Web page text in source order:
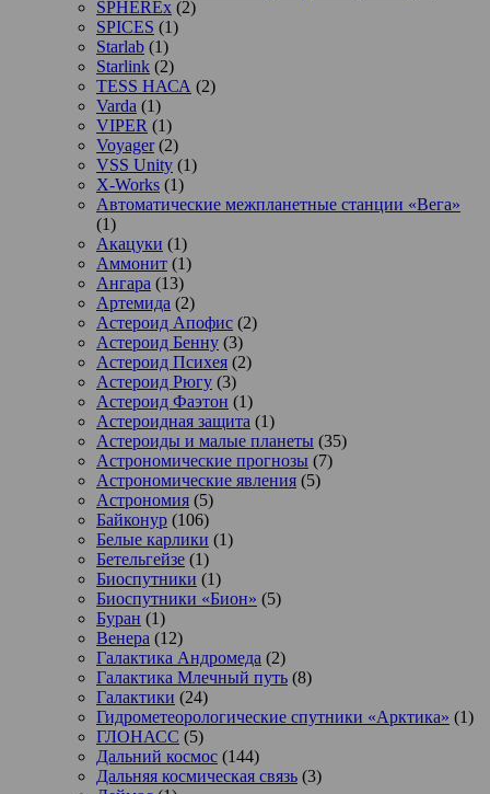
SPHEREx (2)
SPICES (1)
Starlab (1)
Starlink (2)
TESS НАСА (2)
Varda (1)
VIPER (1)
Voyager(2)
VSS Unity (1)
X-Works (1)
Автоматические межпланетные станции «Вега»
(1)
Акацуки (1)
Аммонит (1)
Ангара (13)
Артемида (2)
Астероид Апофис (2)
Астероид Бенну (3)
Астероид Психея (2)
Астероид Рюгу (3)
Астероид Фаэтон (1)
Астероидная защита (1)
Астероиды и малые планеты (35)
Астрономические прогнозы (7)
Астрономические явления (5)
Астрономия (5)
Байконур (106)
Белые карлики (1)
Бетельгейзе (1)
Биоспутники (1)
Биоспутники «Бион» (5)
Буран (1)
Венера (12)
Галактика Андромеда (2)
Галактика Млечный путь (8)
Галактики (24)
Гидрометеорологические спутники «Арктика» (1)
ГЛОНАСС (5)
Дальний космос (144)
Дальняя космическая связь (3)